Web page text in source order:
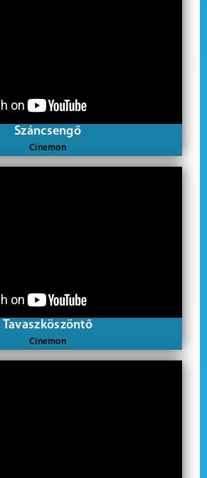
Száncsengő
Cinemon
Tavaszköszöntő
Cinemon